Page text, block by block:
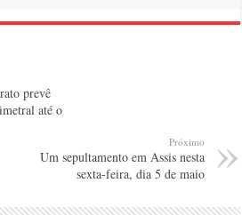
prevê
até o
Próximo
Um sepultamento em Assis nesta
sexta-feira, dia 5 de maio